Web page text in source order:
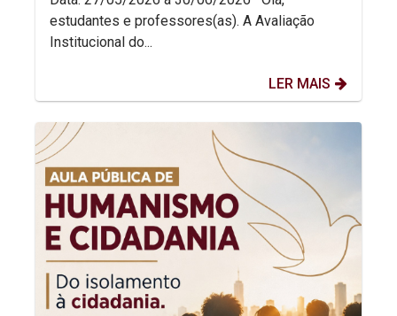
estudantes e professores(as). A Avaliação
Institucional do...
LER MAIS